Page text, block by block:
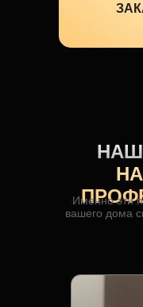
Именно эти
вашего дома